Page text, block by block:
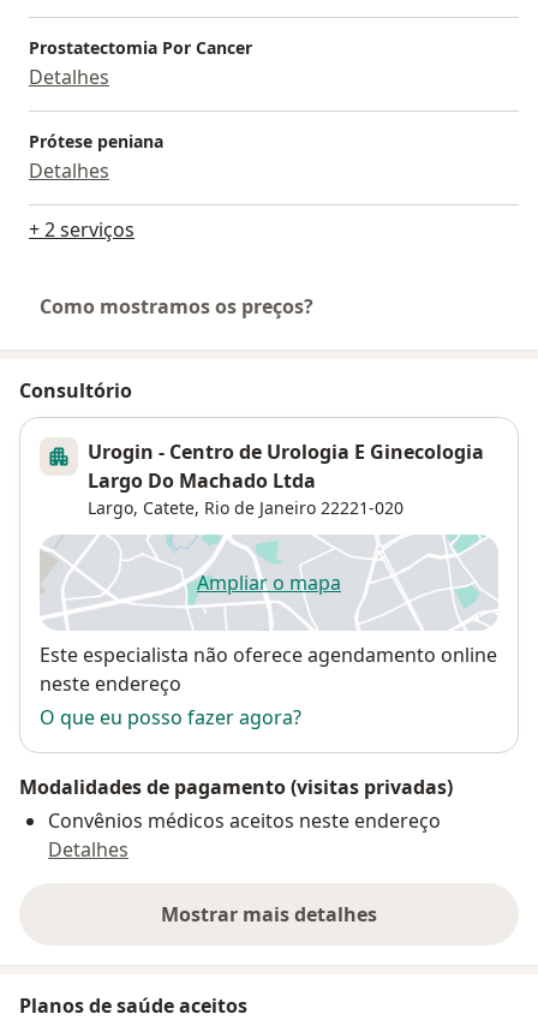
Prostatectomia Por Cancer
Detalhes
Prótese peniana
Detalhes
+ 2 serviços
Como mostramos os preços?
Consultório
Urogin - Centro de Urologia E Ginecologia
Largo Do Machado Ltda
Largo, Catete, Rio de Janeiro 22221-020
Ampliar o mapaabre num novo separador
Disponibilidade
Este especialista não oferece agendamento online
neste endereço
O que eu posso fazer agora?
Modalidades de pagamento (visitas privadas)
Convênios médicos aceitos neste endereço
Detalhes
Mostrar mais detalhes
sobre o endereço
Planos de saúde aceitos